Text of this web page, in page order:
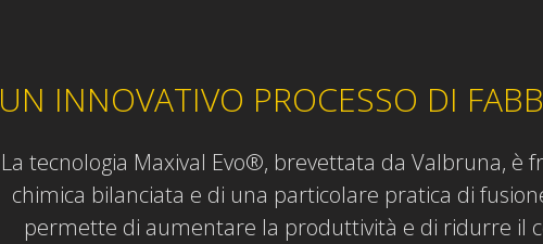
UN INNOVATIVO PROCESSO DI
La tecnologia Maxival Evo®, brevettata da Valbruna, è
chimica bilanciata e di una particolare pratica di
permette di aumentare la produttività e di ridurre il